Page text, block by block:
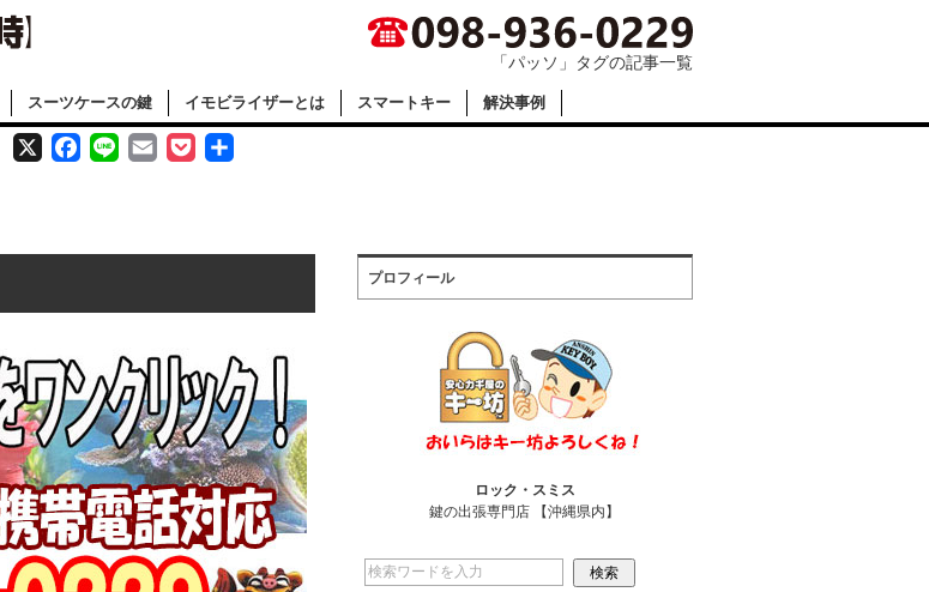
「パッソ」タグの記事一覧
スーツケースの鍵 イモビライザーとは スマートキー 解決事例
X F
o
o
k
L E P
t
プロフィール
ロック・スミス
鍵の出張専門店 【沖縄県内】